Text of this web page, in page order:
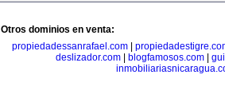
Otros dominios en venta:
propiedadessanrafael.com
deslizador.com| blogfamosos.com|